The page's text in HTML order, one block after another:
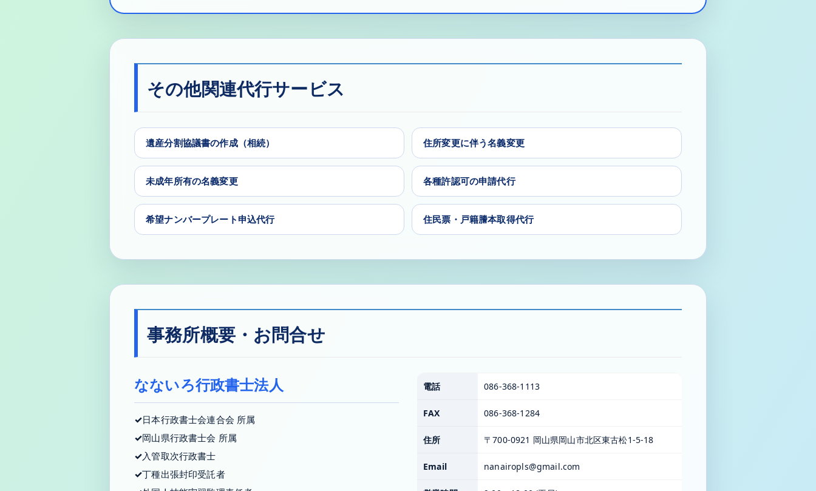
その他関連代行サービス
遺産分割協議書の作成（相続） 住所変更に伴う名義変更
未成年所有の名義変更 各種許認可の申請代行
希望ナンバープレート申込代行 住民票・戸籍謄本取得代行
事務所概要・お問合せ
なないろ行政書士法人
日本行政書士会連合会 所属
岡山県行政書士会 所属
入管取次行政書士
丁種出張封印受託者
電話 086-368-1113
FAX 086-368-1284
住所 〒700-0921 岡山県岡山市北区東古松1-5-18
Email nanairopls@gmail.com